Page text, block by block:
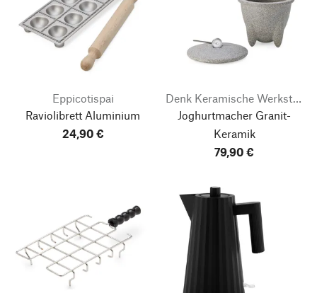
Eppicotispai
Raviolibrett Aluminium
24,90 €
Denk Keramische Werkstätten
Joghurtmacher Granit-
Keramik
79,90 €